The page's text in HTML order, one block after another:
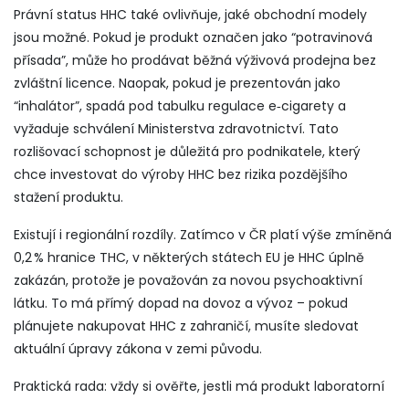
Právní status HHC také ovlivňuje, jaké obchodní modely
jsou možné. Pokud je produkt označen jako “potravinová
přísada”, může ho prodávat běžná výživová prodejna bez
zvláštní licence. Naopak, pokud je prezentován jako
“inhalátor”, spadá pod tabulku regulace e‑cigarety a
vyžaduje schválení Ministerstva zdravotnictví. Tato
rozlišovací schopnost je důležitá pro podnikatele, který
chce investovat do výroby HHC bez rizika pozdějšího
stažení produktu.
Existují i regionální rozdíly. Zatímco v ČR platí výše zmíněná
0,2 % hranice THC, v některých státech EU je HHC úplně
zakázán, protože je považován za novou psychoaktivní
látku. To má přímý dopad na dovoz a vývoz – pokud
plánujete nakupovat HHC z zahraničí, musíte sledovat
aktuální úpravy zákona v zemi původu.
Praktická rada: vždy si ověřte, jestli má produkt laboratorní